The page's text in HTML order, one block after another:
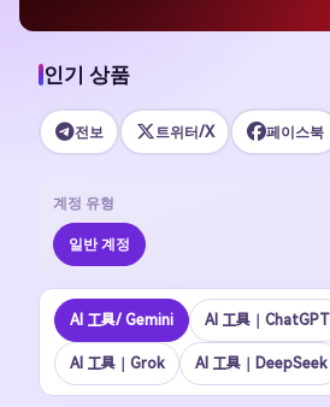
인기 상품
전보 트위터/X 페이스북
계정 유형
일반 계정
Al 工具/ Gemini AI 工具｜ChatGPT
AI 工具｜Grok Al 工具｜DeepSeek